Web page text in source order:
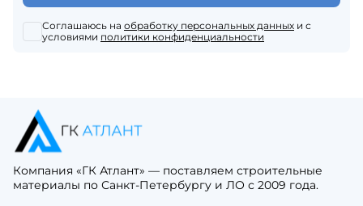
Соглашаюсь на обработку персональных данных и с
условиями политики конфиденциальности
Компания «ГК Атлант» — поставляем строительные
материалы по Санкт-Петербургу и ЛО с 2009 года.